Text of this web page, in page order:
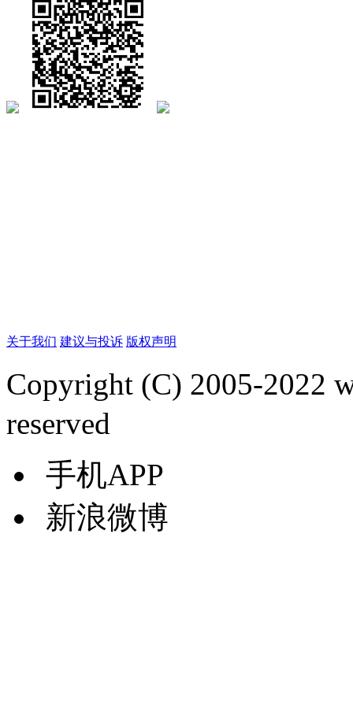
关于我们 建议与投诉 版权声明
Copyright (C) 2005-2022
reserved
手机APP
新浪微博